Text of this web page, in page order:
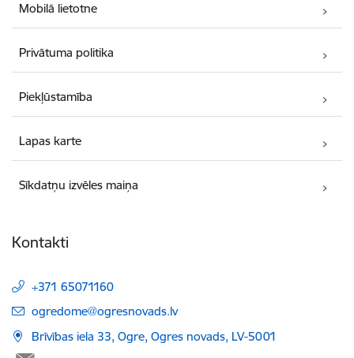
Mobilā lietotne
Privātuma politika
Piekļūstamība
Lapas karte
Sīkdatņu izvēles maiņa
Kontakti
+371 65071160
E-pasts:
ogredome@ogresnovads.lv
Brīvības iela 33, Ogre, Ogres novads, LV-5001